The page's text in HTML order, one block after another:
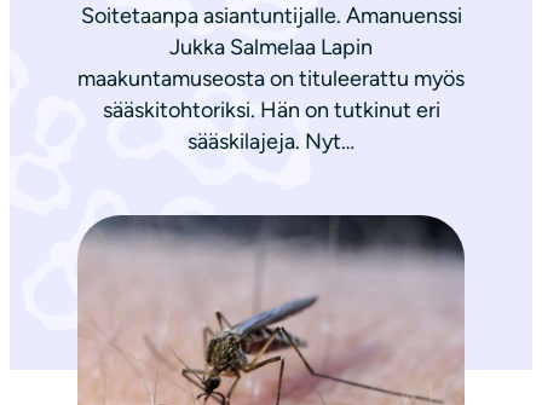
Soitetaanpa asiantuntijalle. Amanuenssi
Jukka Salmelaa Lapin
maakuntamuseosta on tituleerattu myös
sääskitohtoriksi. Hän on tutkinut eri
sääskilajeja. Nyt…